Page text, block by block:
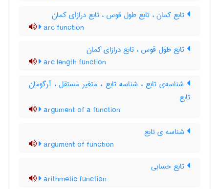
تابع کمان ، تابع طول قوس ، تابع درازای کمان
arc function
تابع طول قوس ، تابع درازای کمان
arc length function
شناسه‌ی تابع ، شناسه تابع ، متغیر مستقل ، آرگومان
تابع
argument of a function
شناسه ی تابع
argument of function
تابع حسابی
arithmetic function